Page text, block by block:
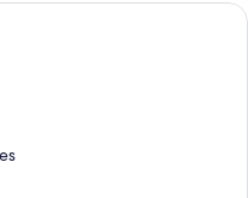
dormitorio con una cama